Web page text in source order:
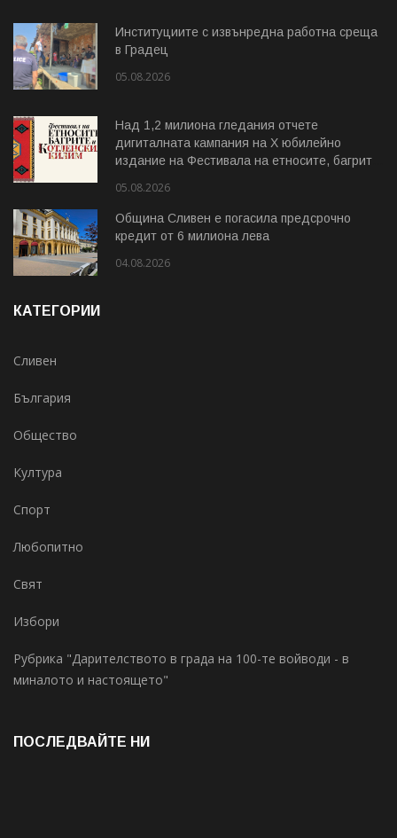
Институциите с извънредна работна среща
в Градец
05.08.2026
Над 1,2 милиона гледания отчете
дигиталната кампания на Х юбилейно
издание на Фестивала на етносите, багрите
05.08.2026
Община Сливен е погасила предсрочно
кредит от 6 милиона лева
04.08.2026
КАТЕГОРИИ
Сливен
България
Общество
Култура
Спорт
Любопитно
Свят
Избори
Рубрика "Дарителството в града на 100-те войводи - в
миналото и настоящето"
ПОСЛЕДВАЙТЕ НИ